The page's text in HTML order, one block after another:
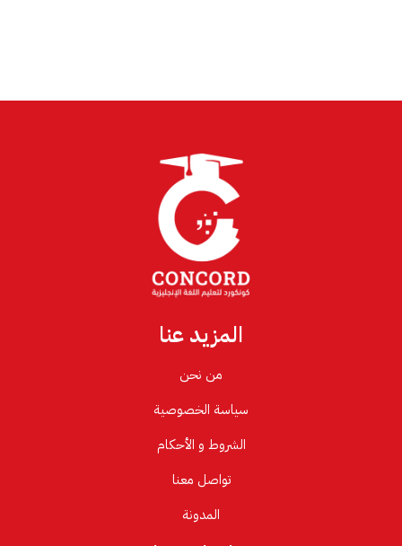
المزيد عنا
من نحن
سياسة الخصوصية
الشروط و الأحكام
تواصل معنا
المدونة